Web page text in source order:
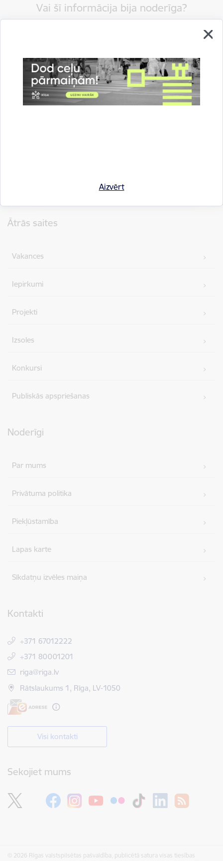
Aizvērt
Vai šī informācija bija noderīga?
Esi pirmais, kas uzzina!
Kājene
Ātrās saites
Vakances
Iepirkumi
Projekti
Izsoles
Konkursi
Publiskās apspriešanas
Noderīgi
Par mums
Privātuma politika
Piekļūstamība
Lapas karte
Sīkdatņu izvēles maiņa
Kontakti
+371 67012222
+371 80001201
E-pasts:
riga@riga.lv
Rātslaukums 1, Rīga, LV-1050
Visi kontakti
Sekojiet mums
© 2026 Rīgas valstspilsētas pašvaldība, publicētā satura visas tiesības